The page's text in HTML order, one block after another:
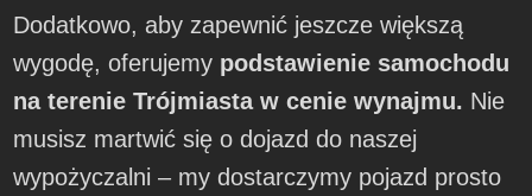
Dodatkowo, aby zapewnić jeszcze większą
wygodę, oferujemy podstawienie samochodu
na terenie Trójmiasta w cenie wynajmu. Nie
musisz martwić się o dojazd do naszej
wypożyczalni – my dostarczymy pojazd prosto